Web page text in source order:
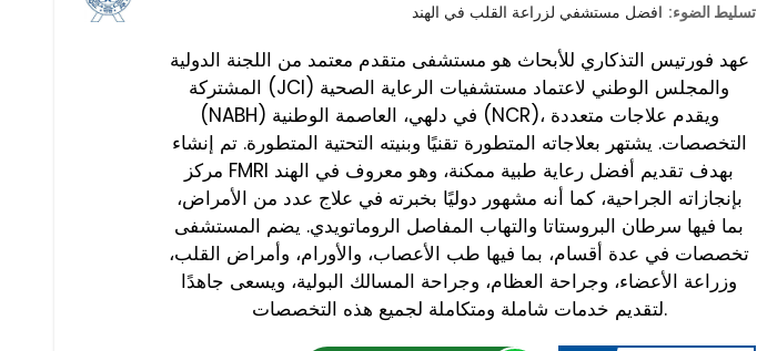
تسليط الضوء: افضل مستشفي لزراعة القلب في الهند
عهد فورتيس التذكاري للأبحاث هو مستشفى متقدم معتمد من اللجنة الدولية
المشتركة (JCI) والمجلس الوطني لاعتماد مستشفيات الرعاية الصحية
(NABH) في دلهي، العاصمة الوطنية (NCR)، ويقدم علاجات متعددة
التخصصات. يشتهر بعلاجاته المتطورة تقنيًا وبنيته التحتية المتطورة. تم إنشاء
مركز FMRI بهدف تقديم أفضل رعاية طبية ممكنة، وهو معروف في الهند
بإنجازاته الجراحية، كما أنه مشهور دوليًا بخبرته في علاج عدد من الأمراض،
بما فيها سرطان البروستاتا والتهاب المفاصل الروماتويدي. يضم المستشفى
تخصصات في عدة أقسام، بما فيها طب الأعصاب، والأورام، وأمراض القلب،
وزراعة الأعضاء، وجراحة العظام، وجراحة المسالك البولية، ويسعى جاهدًا
لتقديم خدمات شاملة ومتكاملة لجميع هذه التخصصات.